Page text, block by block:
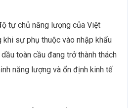
tự chủ năng lượng của Việt
khi sự phụ thuộc vào nhập khẩu
toàn cầu đang trở thành thách
năng lượng và ổn định kinh tế